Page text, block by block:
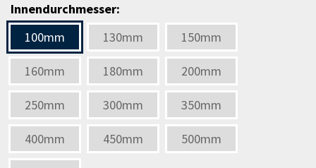
Innendurchmesser:
100mm
130mm 150mm
160mm 180mm 200mm
250mm 300mm 350mm
400mm 450mm 500mm